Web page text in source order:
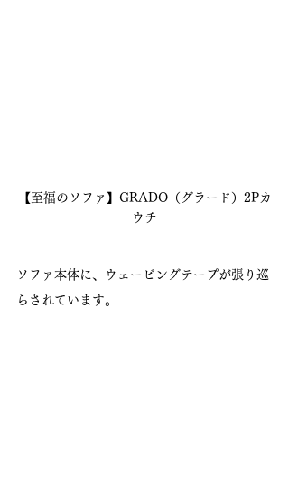
【至福のソファ】GRADO（グラード）2Pカ
ウチ
ソファ本体に、ウェービングテープが張り巡
らされています。